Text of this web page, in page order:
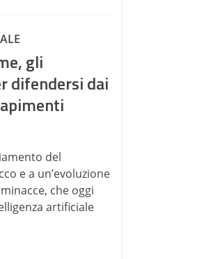
gli
difendersi dai
del
e a un’evoluzione
che oggi
artificiale